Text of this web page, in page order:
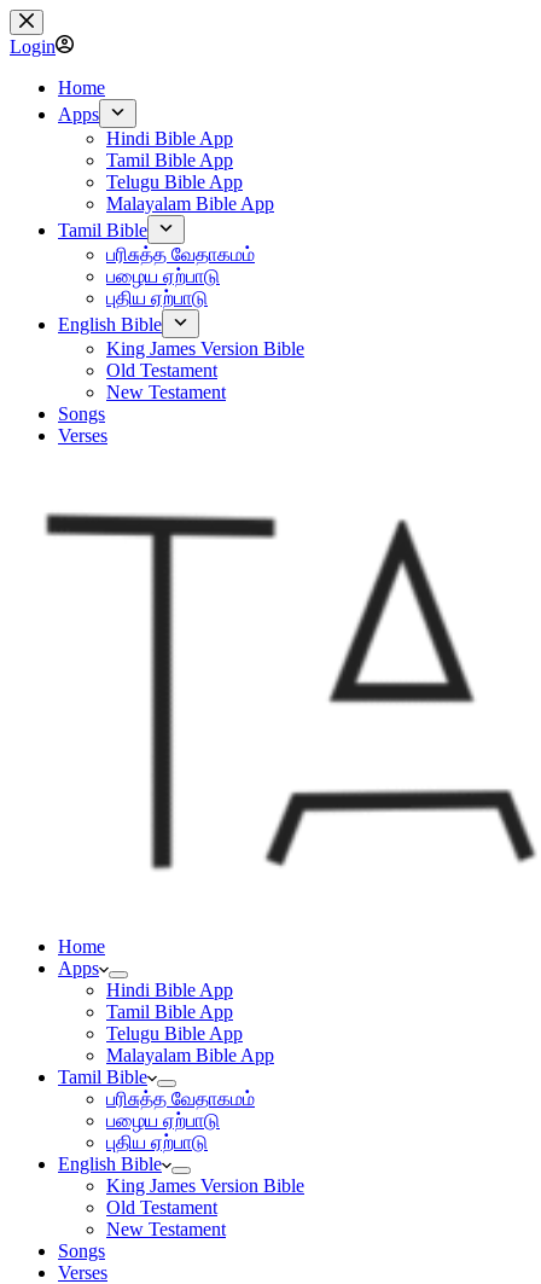
Skip
to
content
Login
Home
Apps
Hindi Bible App
Tamil Bible App
Telugu Bible App
Malayalam Bible App
Tamil Bible
பரிசுத்த வேதாகமம்
பழைய ஏற்பாடு
புதிய ஏற்பாடு
English Bible
King James Version Bible
Old Testament
New Testament
Songs
Verses
Home
Apps
Hindi Bible App
Tamil Bible App
Telugu Bible App
Malayalam Bible App
Tamil Bible
பரிசுத்த வேதாகமம்
பழைய ஏற்பாடு
புதிய ஏற்பாடு
English Bible
King James Version Bible
Old Testament
New Testament
Songs
Verses